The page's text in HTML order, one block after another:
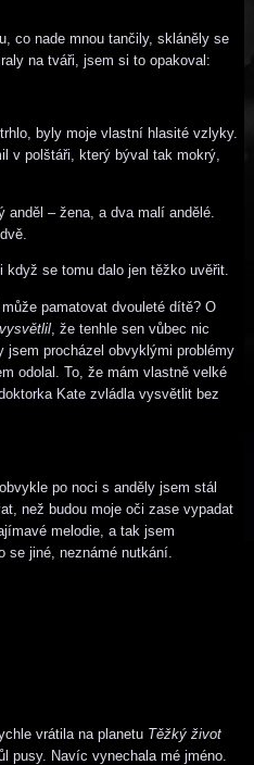
co nade mnou tančily, skláněly se
na tváři, jsem si to opakoval:
byly moje vlastní hlasité vzlyky.
v polštáři, který býval tak mokrý,
– žena, a dva malí andělé.
se tomu dalo jen těžko uvěřit.
pamatovat dvouleté dítě? O
vysvětlil , že tenhle sen vůbec nic
jsem procházel obvyklými problémy
odolal. To, že mám vlastně velké
Kate zvládla vysvětlit bez
po noci s anděly jsem stál
než budou moje oči zase vypadat
melodie, a tak jsem
se jiné, neznámé nutkání.
vrátila na planetu Těžký život
pusy. Navíc vynechala mé jméno.